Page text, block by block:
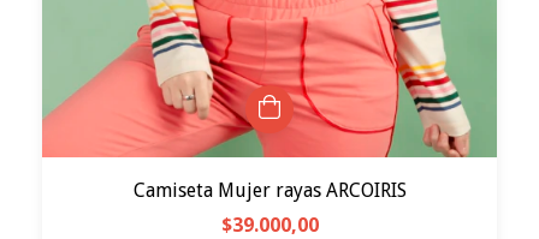
Camiseta Mujer rayas ARCOIRIS
$39.000,00